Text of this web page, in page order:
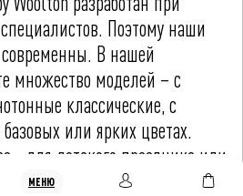
Поэтому наши
В нашей
множество моделей – с
классические, с
или ярких цветах.
- для детского праздника или
МЕНЮ